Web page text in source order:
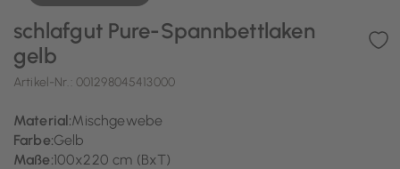
schlafgut Pure-Spannbettlaken
gelb
Artikel-Nr.: 001298045413000
Material:Mischgewebe
Farbe:Gelb
Maße:100x220 cm (BxT)